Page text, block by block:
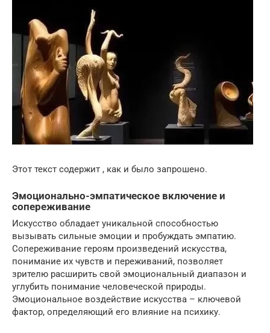
Этот текст содержит , как и было запрошено.
Эмоционально-эмпатическое включение и
сопереживание
Искусство обладает уникальной способностью
вызывать сильные эмоции и пробуждать эмпатию.
Сопереживание героям произведений искусства,
понимание их чувств и переживаний, позволяет
зрителю расширить свой эмоциональный диапазон и
углубить понимание человеческой природы.
Эмоциональное воздействие искусства – ключевой
фактор, определяющий его влияние на психику.